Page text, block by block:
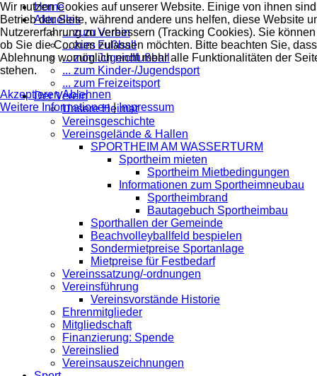
Home
Aktuelles
... zum Verein
... zum Fußball
... zum Jugendfußball
... zum Kinder-/Jugendsport
... zum Freizeitsport
Der Verein
Unsere Heimat
Vereinsgeschichte
Vereinsgelände & Hallen
SPORTHEIM AM WASSERTURM
Sportheim mieten
Sportheim Mietbedingungen
Informationen zum Sportheimneubau
Sportheimbrand
Bautagebuch Sportheimbau
Sporthallen der Gemeinde
Beachvolleyballfeld bespielen
Sondermietpreise Sportanlage
Mietpreise für Festbedarf
Vereinssatzung/-ordnungen
Vereinsführung
Vereinsvorstände Historie
Ehrenmitglieder
Mitgliedschaft
Finanzierung: Spende
Vereinslied
Vereinsauszeichnungen
Wir nutzen Cookies auf unserer Website. Einige von ihnen
Betrieb der Seite, während andere uns helfen, diese Website
Nutzererfahrung zu verbessern (Tracking Cookies). Sie
ob Sie die Cookies zulassen möchten. Bitte beachten Sie,
Ablehnung womöglich nicht mehr alle Funktionalitäten der
stehen.
AkzeptierenAblehnen
Weitere Informationen|Impressum